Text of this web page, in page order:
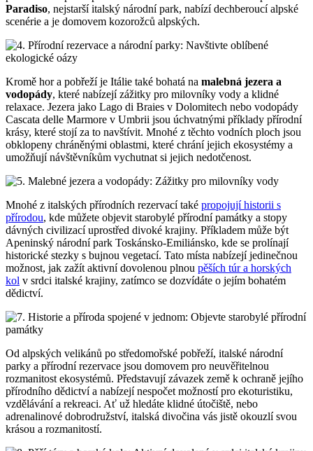
Paradiso, nejstarší italský národní park, nabízí dechberoucí alpské
scenérie a je domovem kozorožců alpských.
Kromě hor a pobřeží je Itálie také bohatá na malebná jezera a
vodopády, které nabízejí zážitky pro milovníky vody a klidné
relaxace. Jezera jako Lago di Braies v Dolomitech nebo vodopády
Cascata delle Marmore v Umbrii jsou úchvatnými příklady přírodní
krásy, které stojí za to navštívit. Mnohé z těchto vodních ploch jsou
obklopeny chráněnými oblastmi, které chrání jejich ekosystémy a
umožňují návštěvníkům vychutnat si jejich nedotčenost.
Mnohé z italských přírodních rezervací také propojují historii s
přírodou, kde můžete objevit starobylé přírodní památky a stopy
dávných civilizací uprostřed divoké krajiny. Příkladem může být
Apeninský národní park Toskánsko-Emiliánsko, kde se prolínají
historické stezky s bujnou vegetací. Tato místa nabízejí jedinečnou
možnost, jak zažít aktivní dovolenou plnou pěších túr a horských
kol v srdci italské krajiny, zatímco se dozvídáte o jejím bohatém
dědictví.
Od alpských velikánů po středomořské pobřeží, italské národní
parky a přírodní rezervace jsou domovem pro neuvěřitelnou
rozmanitost ekosystémů. Představují závazek země k ochraně jejího
přírodního dědictví a nabízejí nespočet možností pro ekoturistiku,
vzdělávání a rekreaci. Ať už hledáte klidné útočiště, nebo
adrenalinové dobrodružství, italská divočina vás jistě okouzlí svou
krásou a rozmanitostí.